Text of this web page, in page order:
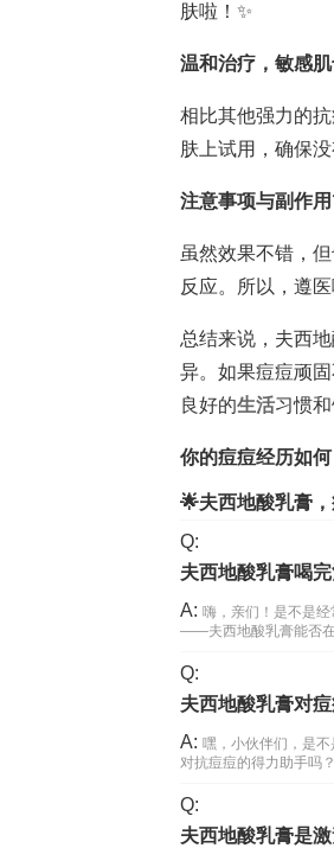
肤啦！✨
温和治疗，敏感
相比其他强力的
肤上试用，确保
注意事项与副作
虽然效果不错，
反应。所以，遵
总结来说，夫西
异。如果痘痘顽
良好的生活习惯
你的痘痘经历如
🌟夫西地酸乳膏
Q:
夫西地酸乳膏喝
A: 嗨，亲们！是不是
——夫西地酸乳膏能否在
Q:
夫西地酸乳膏对
A: 嘿，小伙伴们，是
对抗痘痘的得力助手吗
Q:
夫西地酸乳膏是